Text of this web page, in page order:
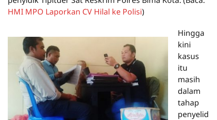
HMI MPO Laporkan CV Hilal ke Polisi)
Hingga
kini
kasus
itu
masih
dalam
tahap
penyelid